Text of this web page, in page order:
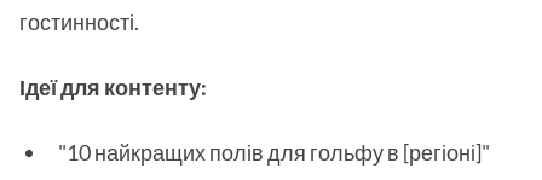
гостинності.
Ідеї для контенту:
"10 найкращих полів для гольфу в [регіоні]"